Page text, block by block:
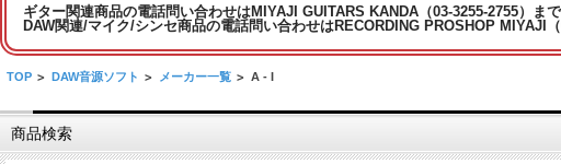
ギター関連商品の電話問い合わせはMIYAJI GUITARS KANDA（03-3255-2755）まで
DAW関連/マイク/シンセ商品の電話問い合わせはRECORDING PROSHOP MIYAJI（
TOP > DAW音源ソフト > メーカー一覧 > A - I
商品検索